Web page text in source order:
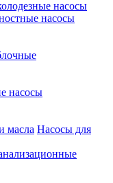
насосы
насосы
насосы
Насосы для